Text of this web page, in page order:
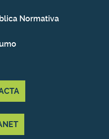
Normativa